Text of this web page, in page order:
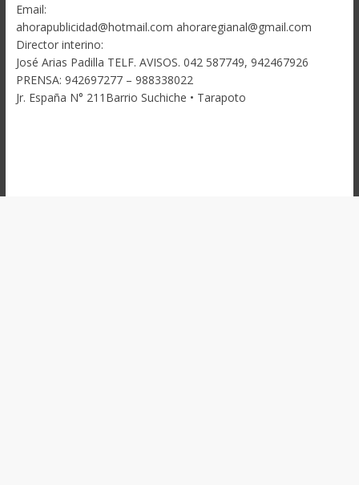
Email:
ahorapublicidad@hotmail.com ahoraregianal@gmail.com
Director interino:
José Arias Padilla TELF. AVISOS. 042 587749, 942467926
PRENSA: 942697277 – 988338022
Jr. España N° 211Barrio Suchiche • Tarapoto